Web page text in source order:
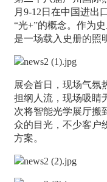
月9-12日在中国进出
“光+”的概念。作为
是一场载入史册的照
展会首日，现场气氛
担纲人流，现场吸睛
次将智能光学展厅搬
众的目光，不少客户
方案。